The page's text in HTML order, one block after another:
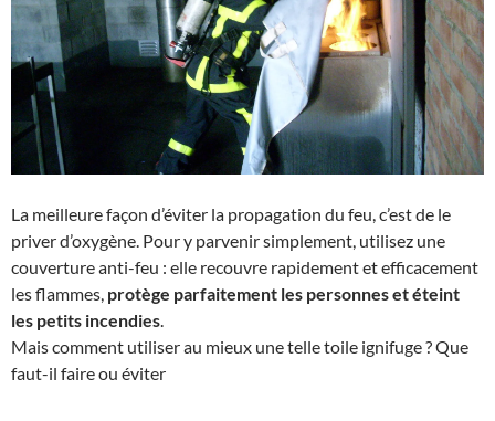
La meilleure façon d’éviter la propagation du feu, c’est de le
priver d’oxygène. Pour y parvenir simplement, utilisez une
couverture anti-feu : elle recouvre rapidement et efficacement
les flammes, protège parfaitement les personnes et éteint
les petits incendies
Mais comment utiliser au mieux une telle toile ignifuge ? Que
faut-il faire ou éviter